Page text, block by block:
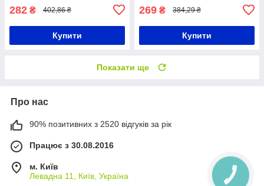
282 ₴ 402,86 ₴
Купити
269 ₴ 384,29 ₴
Купити
Показати ще
Про нас
90% позитивних з 2520 відгуків за рік
Працює з 30.08.2016
м. Київ
Левадна 11, Київ, Україна